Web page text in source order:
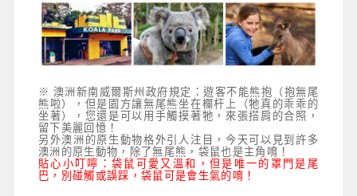
※ 澳洲新南威爾斯州政府規定：遊客不能熊抱（抱無尾
熊啦），但是園方讓無尾熊坐在欄杆上（牠真的乖乖的
坐著），您還是可以用手觸摸著牠，來張搭肩的合照，
留下美麗回憶！
另外澳洲的原生動物格外引人注目，今天可以見到許多
澳洲的原生動物，除了無尾熊，袋鼠也是主角唷！
貼心小叮嚀：袋鼠可愛又溫和，但是唯一的罩門是尾
巴，別碰觸或誤踩，袋鼠可是會生氣的唷！